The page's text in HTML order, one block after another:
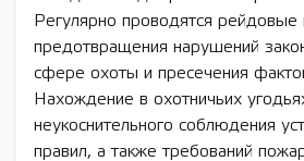
Регулярно проводятся рейдовые
предотвращения нарушений
сфере охоты и пресечения
Нахождение в охотничьих
неукоснительного соблюдения
правил, а также требований